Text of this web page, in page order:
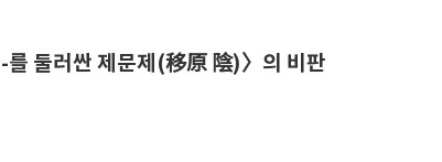
둘러싼 제문제(移原 陰)〉의 비판